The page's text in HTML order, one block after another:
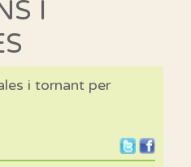
I
i tornant per